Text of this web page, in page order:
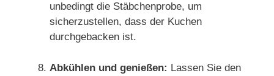
unbedingt die Stäbchenprobe, um
sicherzustellen, dass der Kuchen
durchgebacken ist.
Abkühlen und genießen: Lassen Sie den